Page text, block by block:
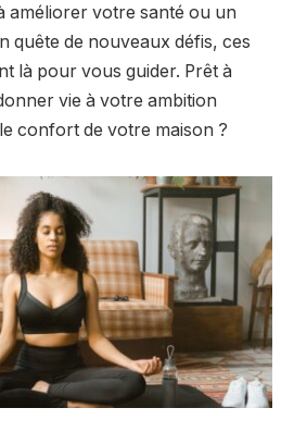
améliorer votre santé ou un
quête de nouveaux défis, ces
là pour vous guider. Prêt à
vie à votre ambition
confort de votre maison ?